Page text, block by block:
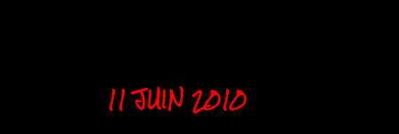
11 JUIN 2010